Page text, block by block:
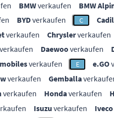
BMWverkaufen BMW
BYDverkaufen C
verkaufen Chryslerverkaufen
verkaufen Daewooverkaufen
verkaufen E e.GO
verkaufen Gemballa
verkaufen Hondaverkaufen
Isuzu verkaufen Iveco